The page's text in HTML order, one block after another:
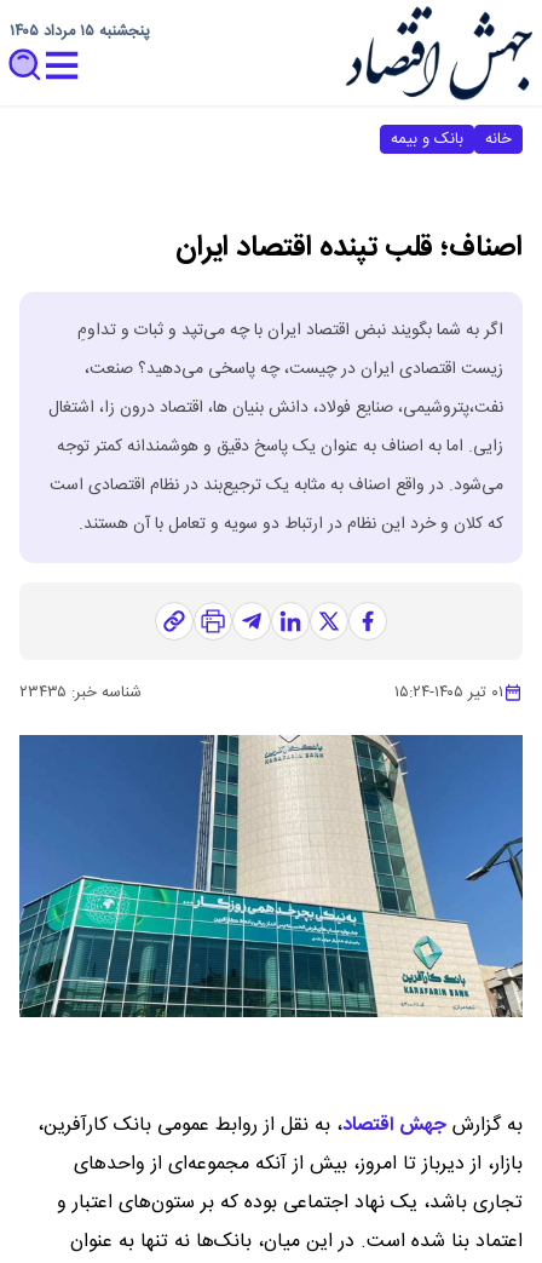
پنجشنبه ۱۵ مرداد ۱۴۰۵
خانه بانک و بیمه
اصناف؛ قلب تپنده اقتصاد ایران‌
اگر به شما بگویند نبض اقتصاد ایران با چه می‌تپد و ثبات و تداومِ
زیست اقتصادی ایران در چیست، چه پاسخی می‌دهید؟ صنعت،
نفت،پتروشیمی، صنایع فولاد، دانش بنیان ها، اقتصاد درون زا، اشتغال
زایی. اما به اصناف به عنوان یک پاسخ دقیق و هوشمندانه کمتر توجه
می‌شود. در واقع اصناف به مثابه یک ترجیع‌بند در نظام اقتصادی است
که کلان و خرد این نظام در ارتباط دو سویه و تعامل با آن هستند.
۰۱ تیر ۱۴۰۵ -۱۵:۲۴ شناسه خبر: ۲۳۴۳۵
به گزارشجهش اقتصاد، به نقل از روابط عمومی بانک کارآفرین،
بازار، از دیرباز تا امروز، بیش از آنکه مجموعه‌ای از واحدهای
تجاری باشد، یک نهاد اجتماعی بوده که بر ستون‌های اعتبار و
اعتماد بنا شده است. در این میان، بانک‌ها نه تنها به عنوان